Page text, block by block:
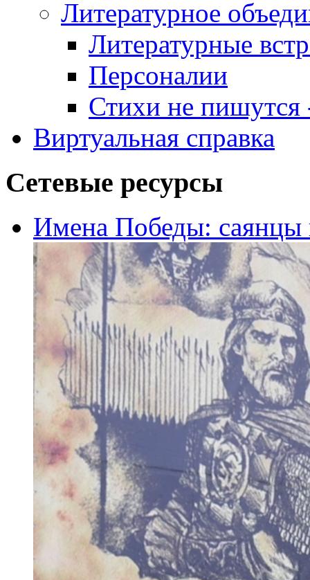
Литературное
Литературные
Персоналии
Стихи не пишутся
Виртуальная справка
Сетевые ресурсы
Имена Победы: саянцы